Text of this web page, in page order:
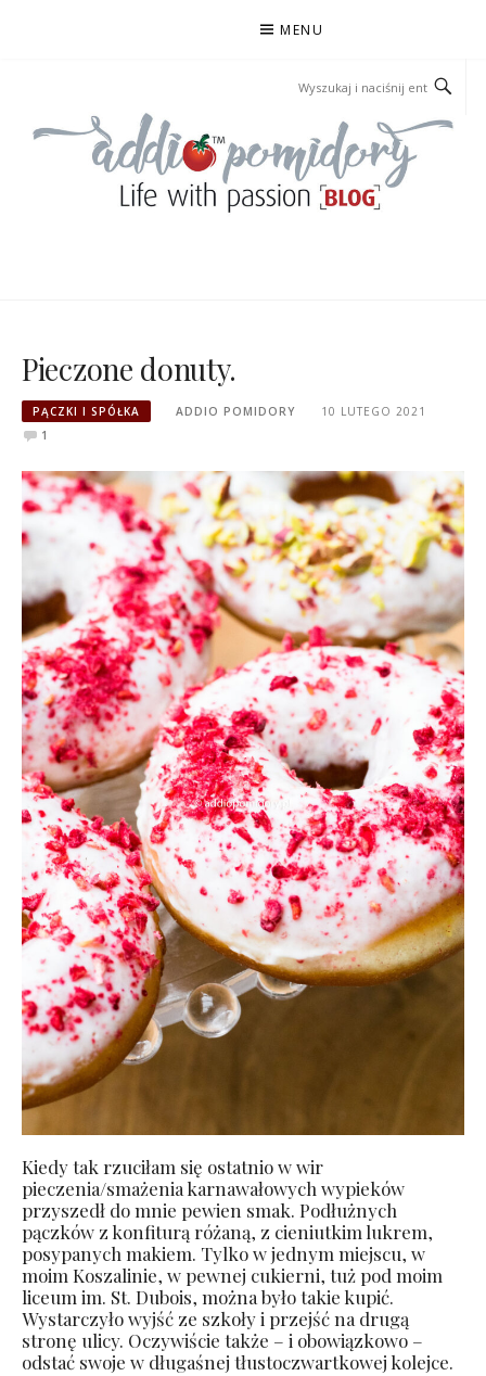
MENU
Pieczone donuty.
PĄCZKI I SPÓŁKA ADDIO POMIDORY
10 LUTEGO 2021
1
Kiedy tak rzuciłam się ostatnio w wir
pieczenia/smażenia karnawałowych wypieków
przyszedł do mnie pewien smak. Podłużnych
pączków z konfiturą różaną, z cieniutkim lukrem,
posypanych makiem. Tylko w jednym miejscu, w
moim Koszalinie, w pewnej cukierni, tuż pod moim
liceum im. St. Dubois, można było takie kupić.
Wystarczyło wyjść ze szkoły i przejść na drugą
stronę ulicy. Oczywiście także – i obowiązkowo –
odstać swoje w długaśnej tłustoczwartkowej kolejce.